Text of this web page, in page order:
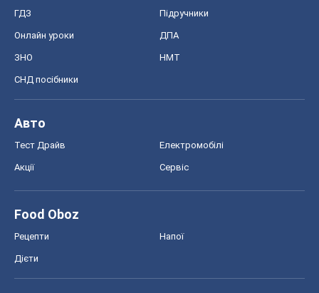
ГДЗ Підручники
Онлайн уроки ДПА
ЗНО НМТ
СНД посібники
Авто
Тест Драйв Електромобілі
Акції Сервіс
Food Oboz
Рецепти Напої
Дієти